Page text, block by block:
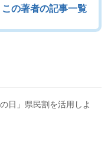
この著者の記事一覧
日」県民割を活用しよ